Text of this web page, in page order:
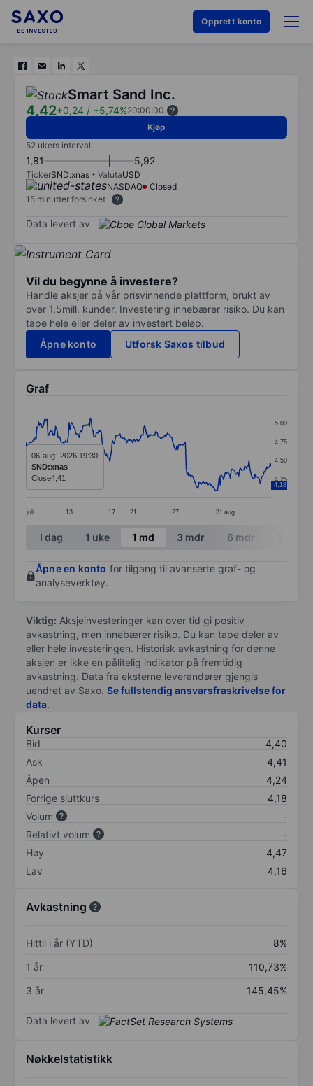
Opprett konto
Smart Sand Inc.
4,42+0,24 / +5,74%20:00:00
Kjøp
52 ukers intervall
1,81 5,92
TickerSND:xnas ValutaUSD
NASDAQ
Closed
15 minutter forsinket
Data levert av
Vil du begynne å investere?
Handle aksjer på vår prisvinnende plattform, brukt av
over 1,5mill. kunder. Investering innebærer risiko. Du kan
tape hele eller deler av investert beløp.
Åpne konto
Utforsk Saxos tilbud
Graf
Line chart with 290 data points.
The chart has 1 X axis displaying categories.
The chart has 1 Y axis displaying values. Data
juli 13 17 21 27 31 aug.
4,25
4,50
4,75
5,00
4,18
06-aug.-2026 19:30
SND:xnas
Close4,41
End of interactive chart.
I dag 1 uke 1 md 3 mdr 6 mdr
Åpne en konto for tilgang til avanserte graf- og
analyseverktøy.
Viktig: Aksjeinvesteringer kan over tid gi positiv
avkastning, men innebærer risiko. Du kan tape deler av
eller hele investeringen. Historisk avkastning for denne
aksjen er ikke en pålitelig indikator på fremtidig
avkastning. Data fra eksterne leverandører gjengis
uendret av Saxo. Se fullstendig ansvarsfraskrivelse for
data.
Kurser
Bid
4,40
Ask
4,41
Åpen
4,24
Forrige sluttkurs
4,18
Volum
-
Relativt volum
-
Høy
4,47
Lav
4,16
Avkastning
Hittil i år (YTD)
8%
1 år
110,73%
3 år
145,45%
Data levert av
Nøkkelstatistikk